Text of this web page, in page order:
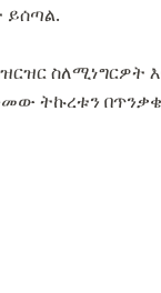
ይሰጣል.
ስለሚነግርዎት
ትኩረቱን በጥንቃቄ